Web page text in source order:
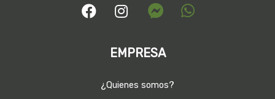
EMPRESA
¿Quienes somos?